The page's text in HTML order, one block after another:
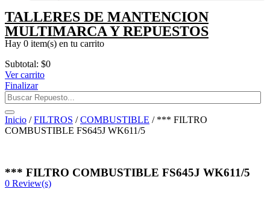
TALLERES DE MANTENCION
MULTIMARCA Y REPUESTOS
Hay 0 item(s) en tu carrito
Subtotal: $0
Ver carrito
Finalizar
Inicio /FILTROS /COMBUSTIBLE / *** FILTRO
COMBUSTIBLE FS645J WK611/5
*** FILTRO COMBUSTIBLE FS645J WK611/5
0 Review(s)